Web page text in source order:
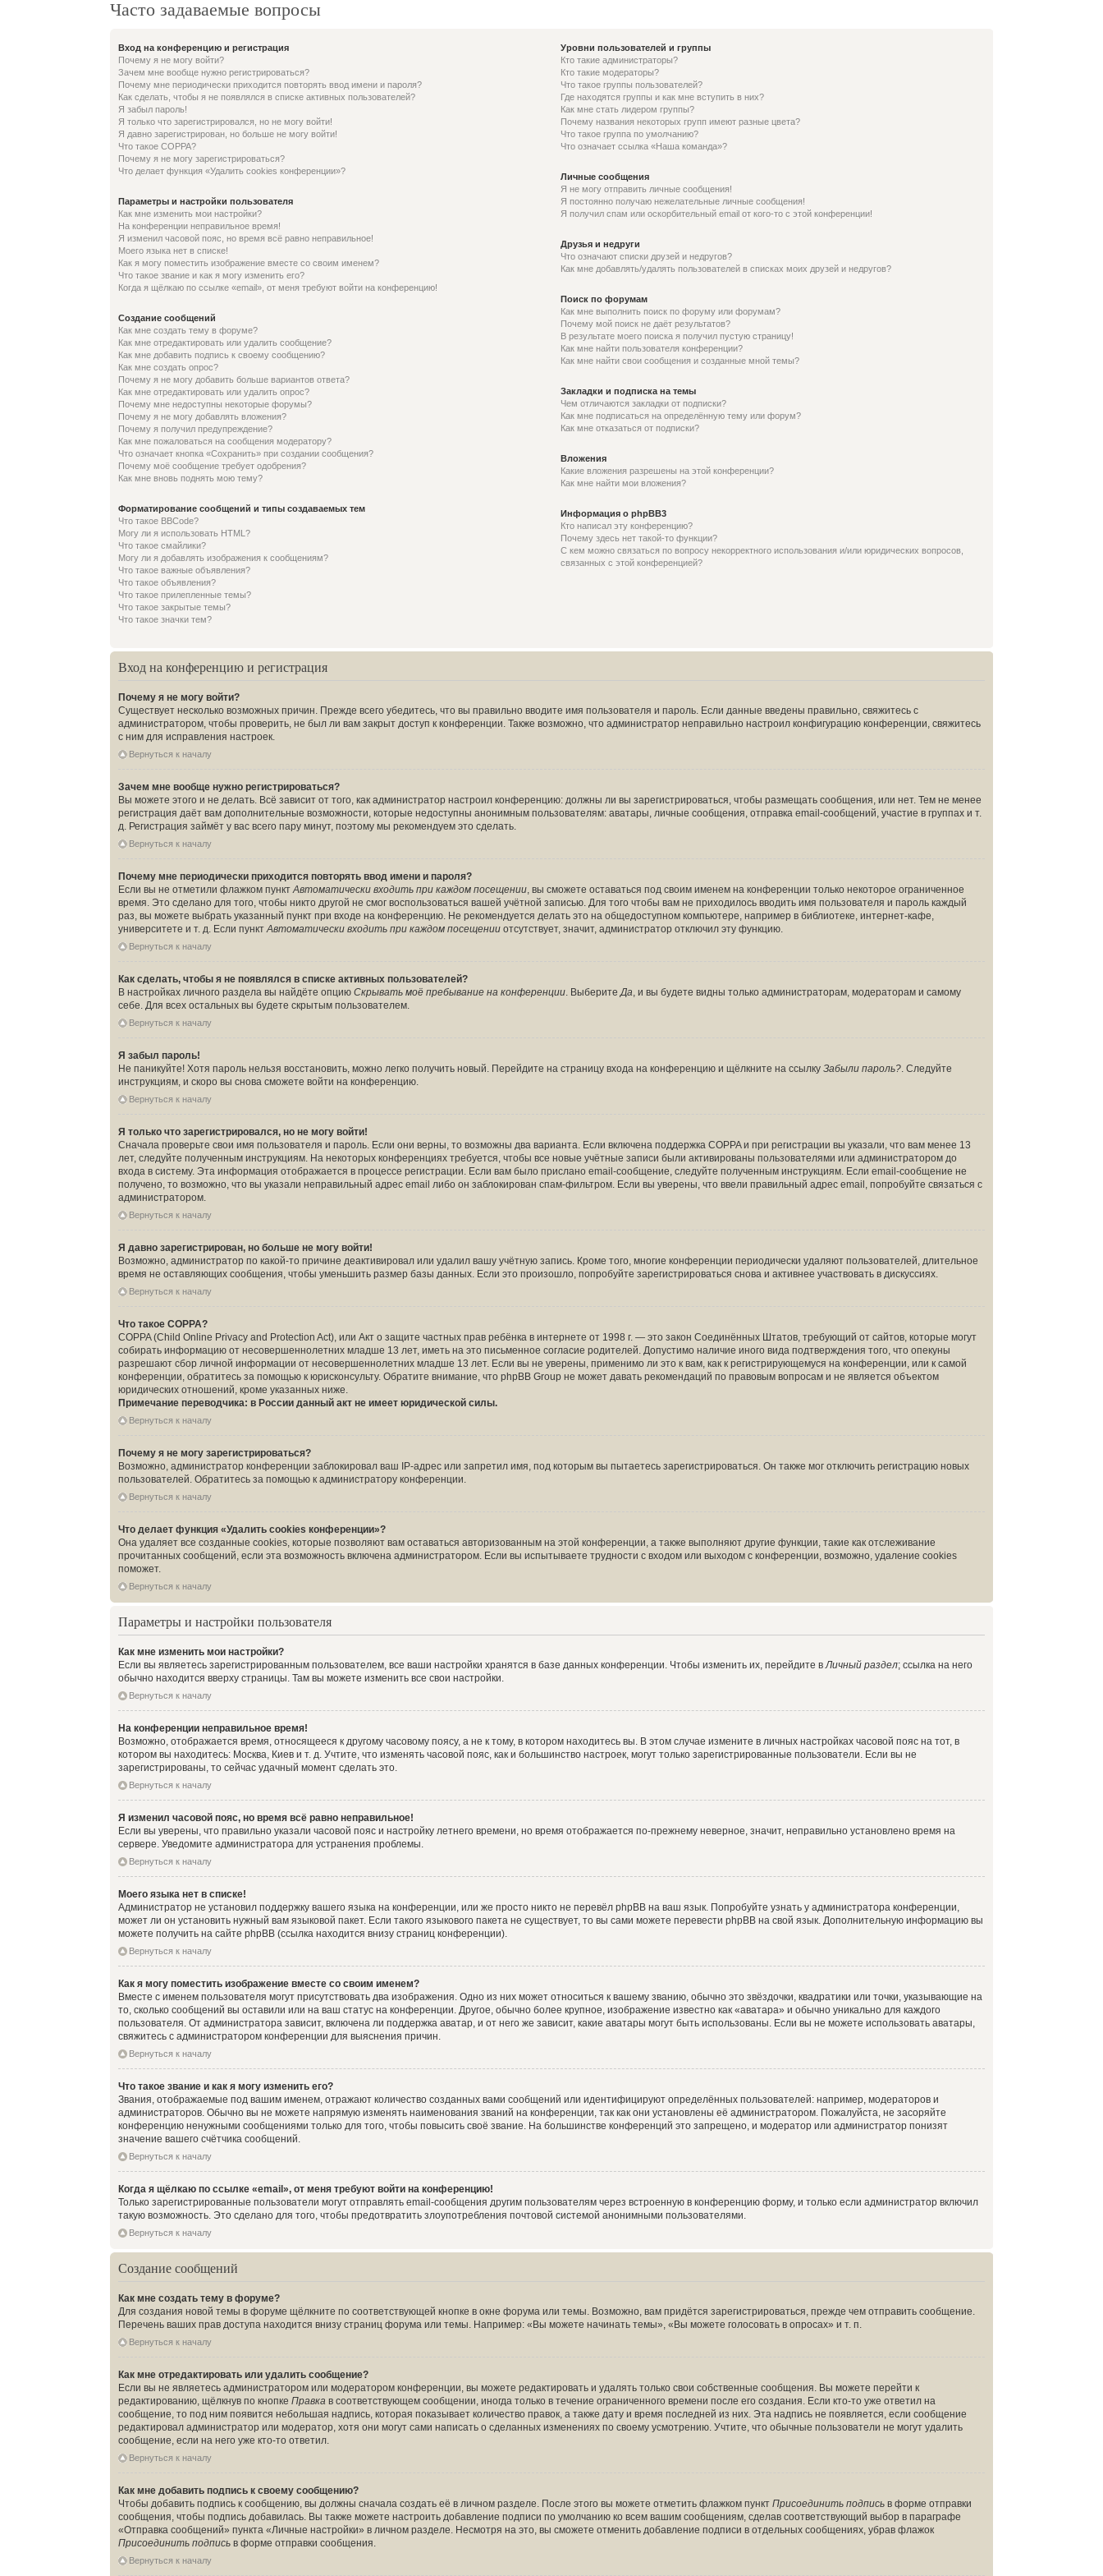
Часто задаваемые вопросы
Вход на конференцию и регистрация
Почему я не могу войти?
Зачем мне вообще нужно регистрироваться?
Почему мне периодически приходится повторять ввод имени и пароля?
Как сделать, чтобы я не появлялся в списке активных пользователей?
Я забыл пароль!
Я только что зарегистрировался, но не могу войти!
Я давно зарегистрирован, но больше не могу войти!
Что такое COPPA?
Почему я не могу зарегистрироваться?
Что делает функция «Удалить cookies конференции»?
Параметры и настройки пользователя
Как мне изменить мои настройки?
На конференции неправильное время!
Я изменил часовой пояс, но время всё равно неправильное!
Моего языка нет в списке!
Как я могу поместить изображение вместе со своим именем?
Что такое звание и как я могу изменить его?
Когда я щёлкаю по ссылке «email», от меня требуют войти на конференцию!
Создание сообщений
Как мне создать тему в форуме?
Как мне отредактировать или удалить сообщение?
Как мне добавить подпись к своему сообщению?
Как мне создать опрос?
Почему я не могу добавить больше вариантов ответа?
Как мне отредактировать или удалить опрос?
Почему мне недоступны некоторые форумы?
Почему я не могу добавлять вложения?
Почему я получил предупреждение?
Как мне пожаловаться на сообщения модератору?
Что означает кнопка «Сохранить» при создании сообщения?
Почему моё сообщение требует одобрения?
Как мне вновь поднять мою тему?
Форматирование сообщений и типы создаваемых тем
Что такое BBCode?
Могу ли я использовать HTML?
Что такое смайлики?
Могу ли я добавлять изображения к сообщениям?
Что такое важные объявления?
Что такое объявления?
Что такое прилепленные темы?
Что такое закрытые темы?
Что такое значки тем?
Уровни пользователей и группы
Кто такие администраторы?
Кто такие модераторы?
Что такое группы пользователей?
Где находятся группы и как мне вступить в них?
Как мне стать лидером группы?
Почему названия некоторых групп имеют разные цвета?
Что такое группа по умолчанию?
Что означает ссылка «Наша команда»?
Личные сообщения
Я не могу отправить личные сообщения!
Я постоянно получаю нежелательные личные сообщения!
Я получил спам или оскорбительный email от кого-то с этой конференции!
Друзья и недруги
Что означают списки друзей и недругов?
Как мне добавлять/удалять пользователей в списках моих друзей и недругов?
Поиск по форумам
Как мне выполнить поиск по форуму или форумам?
Почему мой поиск не даёт результатов?
В результате моего поиска я получил пустую страницу!
Как мне найти пользователя конференции?
Как мне найти свои сообщения и созданные мной темы?
Закладки и подписка на темы
Чем отличаются закладки от подписки?
Как мне подписаться на определённую тему или форум?
Как мне отказаться от подписки?
Вложения
Какие вложения разрешены на этой конференции?
Как мне найти мои вложения?
Информация о phpBB3
Кто написал эту конференцию?
Почему здесь нет такой-то функции?
С кем можно связаться по вопросу некорректного использования и/или юридических вопросов,
связанных с этой конференцией?
Вход на конференцию и регистрация
Почему я не могу войти?
Существует несколько возможных причин. Прежде всего убедитесь, что вы правильно вводите имя пользователя и пароль. Если данные введены правильно, свяжитесь с
администратором, чтобы проверить, не был ли вам закрыт доступ к конференции. Также возможно, что администратор неправильно настроил конфигурацию конференции, свяжитесь
с ним для исправления настроек.
Вернуться к началу
Зачем мне вообще нужно регистрироваться?
Вы можете этого и не делать. Всё зависит от того, как администратор настроил конференцию: должны ли вы зарегистрироваться, чтобы размещать сообщения, или нет. Тем не менее
регистрация даёт вам дополнительные возможности, которые недоступны анонимным пользователям: аватары, личные сообщения, отправка email-сообщений, участие в группах и т.
д. Регистрация займёт у вас всего пару минут, поэтому мы рекомендуем это сделать.
Вернуться к началу
Почему мне периодически приходится повторять ввод имени и пароля?
Если вы не отметили флажком пунктАвтоматически входить при каждом посещении, вы сможете оставаться под своим именем на конференции только некоторое ограниченное
время. Это сделано для того, чтобы никто другой не смог воспользоваться вашей учётной записью. Для того чтобы вам не приходилось вводить имя пользователя и пароль каждый
раз, вы можете выбрать указанный пункт при входе на конференцию. Не рекомендуется делать это на общедоступном компьютере, например в библиотеке, интернет-кафе,
университете и т. д. Если пунктАвтоматически входить при каждом посещении отсутствует, значит, администратор отключил эту функцию.
Вернуться к началу
Как сделать, чтобы я не появлялся в списке активных пользователей?
В настройках личного раздела вы найдёте опциюСкрывать моё пребывание на конференции. ВыберитеДа, и вы будете видны только администраторам, модераторам и самому
себе. Для всех остальных вы будете скрытым пользователем.
Вернуться к началу
Я забыл пароль!
Не паникуйте! Хотя пароль нельзя восстановить, можно легко получить новый. Перейдите на страницу входа на конференцию и щёлкните на ссылкуЗабыли пароль?. Следуйте
инструкциям, и скоро вы снова сможете войти на конференцию.
Вернуться к началу
Я только что зарегистрировался, но не могу войти!
Сначала проверьте свои имя пользователя и пароль. Если они верны, то возможны два варианта. Если включена поддержка COPPA и при регистрации вы указали, что вам менее 13
лет, следуйте полученным инструкциям. На некоторых конференциях требуется, чтобы все новые учётные записи были активированы пользователями или администратором до
входа в систему. Эта информация отображается в процессе регистрации. Если вам было прислано email-сообщение, следуйте полученным инструкциям. Если email-сообщение не
получено, то возможно, что вы указали неправильный адрес email либо он заблокирован спам-фильтром. Если вы уверены, что ввели правильный адрес email, попробуйте связаться с
администратором.
Вернуться к началу
Я давно зарегистрирован, но больше не могу войти!
Возможно, администратор по какой-то причине деактивировал или удалил вашу учётную запись. Кроме того, многие конференции периодически удаляют пользователей, длительное
время не оставляющих сообщения, чтобы уменьшить размер базы данных. Если это произошло, попробуйте зарегистрироваться снова и активнее участвовать в дискуссиях.
Вернуться к началу
Что такое COPPA?
COPPA (Child Online Privacy and Protection Act), или Акт о защите частных прав ребёнка в интернете от 1998 г. — это закон Соединённых Штатов, требующий от сайтов, которые могут
собирать информацию от несовершеннолетних младше 13 лет, иметь на это письменное согласие родителей. Допустимо наличие иного вида подтверждения того, что опекуны
разрешают сбор личной информации от несовершеннолетних младше 13 лет. Если вы не уверены, применимо ли это к вам, как к регистрирующемуся на конференции, или к самой
конференции, обратитесь за помощью к юрисконсульту. Обратите внимание, что phpBB Group не может давать рекомендаций по правовым вопросам и не является объектом
юридических отношений, кроме указанных ниже.
Примечание переводчика: в России данный акт не имеет юридической силы.
Вернуться к началу
Почему я не могу зарегистрироваться?
Возможно, администратор конференции заблокировал ваш IP-адрес или запретил имя, под которым вы пытаетесь зарегистрироваться. Он также мог отключить регистрацию новых
пользователей. Обратитесь за помощью к администратору конференции.
Вернуться к началу
Что делает функция «Удалить cookies конференции»?
Она удаляет все созданные cookies, которые позволяют вам оставаться авторизованным на этой конференции, а также выполняют другие функции, такие как отслеживание
прочитанных сообщений, если эта возможность включена администратором. Если вы испытываете трудности с входом или выходом с конференции, возможно, удаление cookies
поможет.
Вернуться к началу
Параметры и настройки пользователя
Как мне изменить мои настройки?
Если вы являетесь зарегистрированным пользователем, все ваши настройки хранятся в базе данных конференции. Чтобы изменить их, перейдите вЛичный раздел; ссылка на него
обычно находится вверху страницы. Там вы можете изменить все свои настройки.
Вернуться к началу
На конференции неправильное время!
Возможно, отображается время, относящееся к другому часовому поясу, а не к тому, в котором находитесь вы. В этом случае измените в личных настройках часовой пояс на тот, в
котором вы находитесь: Москва, Киев и т. д. Учтите, что изменять часовой пояс, как и большинство настроек, могут только зарегистрированные пользователи. Если вы не
зарегистрированы, то сейчас удачный момент сделать это.
Вернуться к началу
Я изменил часовой пояс, но время всё равно неправильное!
Если вы уверены, что правильно указали часовой пояс и настройку летнего времени, но время отображается по-прежнему неверное, значит, неправильно установлено время на
сервере. Уведомите администратора для устранения проблемы.
Вернуться к началу
Моего языка нет в списке!
Администратор не установил поддержку вашего языка на конференции, или же просто никто не перевёл phpBB на ваш язык. Попробуйте узнать у администратора конференции,
может ли он установить нужный вам языковой пакет. Если такого языкового пакета не существует, то вы сами можете перевести phpBB на свой язык. Дополнительную информацию вы
можете получить на сайте phpBB (ссылка находится внизу страниц конференции).
Вернуться к началу
Как я могу поместить изображение вместе со своим именем?
Вместе с именем пользователя могут присутствовать два изображения. Одно из них может относиться к вашему званию, обычно это звёздочки, квадратики или точки, указывающие на
то, сколько сообщений вы оставили или на ваш статус на конференции. Другое, обычно более крупное, изображение известно как «аватара» и обычно уникально для каждого
пользователя. От администратора зависит, включена ли поддержка аватар, и от него же зависит, какие аватары могут быть использованы. Если вы не можете использовать аватары,
свяжитесь с администратором конференции для выяснения причин.
Вернуться к началу
Что такое звание и как я могу изменить его?
Звания, отображаемые под вашим именем, отражают количество созданных вами сообщений или идентифицируют определённых пользователей: например, модераторов и
администраторов. Обычно вы не можете напрямую изменять наименования званий на конференции, так как они установлены её администратором. Пожалуйста, не засоряйте
конференцию ненужными сообщениями только для того, чтобы повысить своё звание. На большинстве конференций это запрещено, и модератор или администратор понизят
значение вашего счётчика сообщений.
Вернуться к началу
Когда я щёлкаю по ссылке «email», от меня требуют войти на конференцию!
Только зарегистрированные пользователи могут отправлять email-сообщения другим пользователям через встроенную в конференцию форму, и только если администратор включил
такую возможность. Это сделано для того, чтобы предотвратить злоупотребления почтовой системой анонимными пользователями.
Вернуться к началу
Создание сообщений
Как мне создать тему в форуме?
Для создания новой темы в форуме щёлкните по соответствующей кнопке в окне форума или темы. Возможно, вам придётся зарегистрироваться, прежде чем отправить сообщение.
Перечень ваших прав доступа находится внизу страниц форума или темы. Например: «Вы можете начинать темы», «Вы можете голосовать в опросах» и т. п.
Вернуться к началу
Как мне отредактировать или удалить сообщение?
Если вы не являетесь администратором или модератором конференции, вы можете редактировать и удалять только свои собственные сообщения. Вы можете перейти к
редактированию, щёлкнув по кнопкеПравка в соответствующем сообщении, иногда только в течение ограниченного времени после его создания. Если кто-то уже ответил на
сообщение, то под ним появится небольшая надпись, которая показывает количество правок, а также дату и время последней из них. Эта надпись не появляется, если сообщение
редактировал администратор или модератор, хотя они могут сами написать о сделанных изменениях по своему усмотрению. Учтите, что обычные пользователи не могут удалить
сообщение, если на него уже кто-то ответил.
Вернуться к началу
Как мне добавить подпись к своему сообщению?
Чтобы добавить подпись к сообщению, вы должны сначала создать её в личном разделе. После этого вы можете отметить флажком пунктПрисоединить подпись в форме отправки
сообщения, чтобы подпись добавилась. Вы также можете настроить добавление подписи по умолчанию ко всем вашим сообщениям, сделав соответствующий выбор в параграфе
«Отправка сообщений» пункта «Личные настройки» в личном разделе. Несмотря на это, вы сможете отменить добавление подписи в отдельных сообщениях, убрав флажок
Присоединить подпись в форме отправки сообщения.
Вернуться к началу